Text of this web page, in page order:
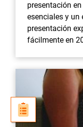
presentación
esenciales y
presentación
fácilmente en